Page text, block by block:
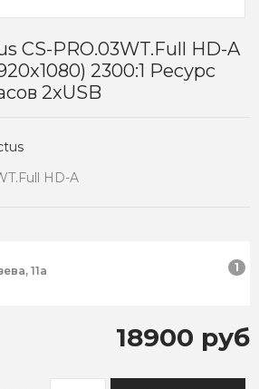
CS-PRO.03WT.Full HD-A
2300:1 Ресурс
2xUSB
HD-A
11а 1
18900 руб